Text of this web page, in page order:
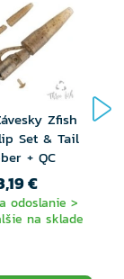
ručne
Zfish
Set & Tail
+ QC
€
odoslanie >
na sklade